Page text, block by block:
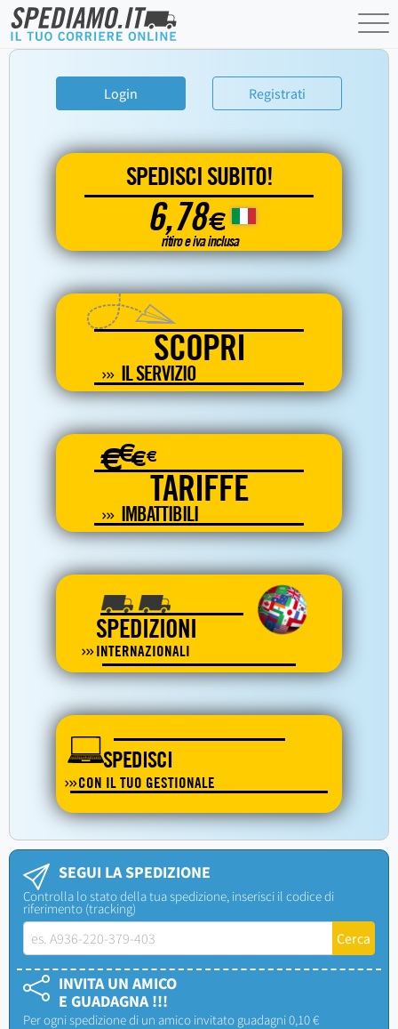
Login Registrati
SPEDISCI SUBITO!
6,78€
ritiro e iva inclusa
SCOPRI
IL SERVIZIO
€€€€
TARIFFE
IMBATTIBILI
SPEDIZIONI
INTERNAZIONALI
SPEDISCI
CON IL TUO GESTIONALE
SEGUI LA SPEDIZIONE
Controlla lo stato della tua spedizione, inserisci il codice di
riferimento (tracking)
INVITA UN AMICO
E GUADAGNA !!!
Per ogni spedizione di un amico invitato guadagni 0,10 €